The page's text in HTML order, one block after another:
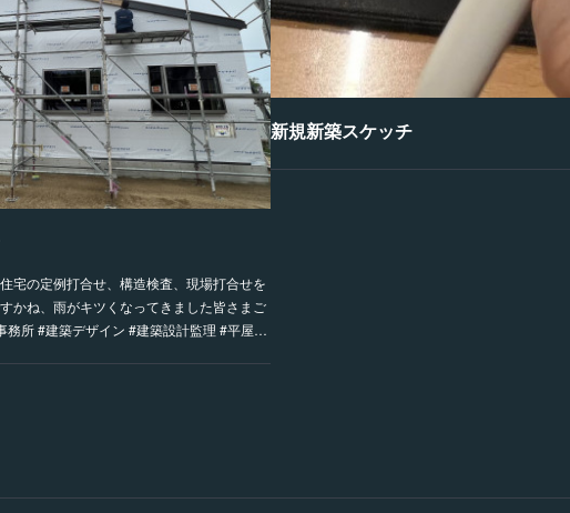
新規新築スケッチ
宅の定例打合せ、構造検査、現場打合せを
かね、雨がキツくなってきました皆さまご
務所 #建築デザイン #建築設計監理 #平屋…